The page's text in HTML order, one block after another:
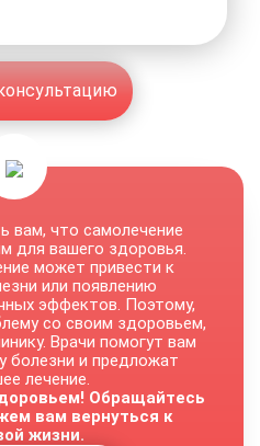
вам, что самолечение
для вашего здоровья.
может привести к
или появлению
эффектов. Поэтому,
со своим здоровьем,
Врачи помогут вам
болезни и предложат
лечение.
Обращайтесь
вам вернуться к
жизни.